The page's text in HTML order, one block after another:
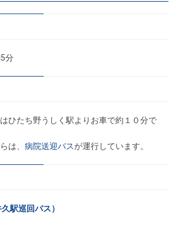
分
ひたち野うしく駅よりお車で約１０分で
は、 病院送迎バスが運行しています。
駅巡回バス）